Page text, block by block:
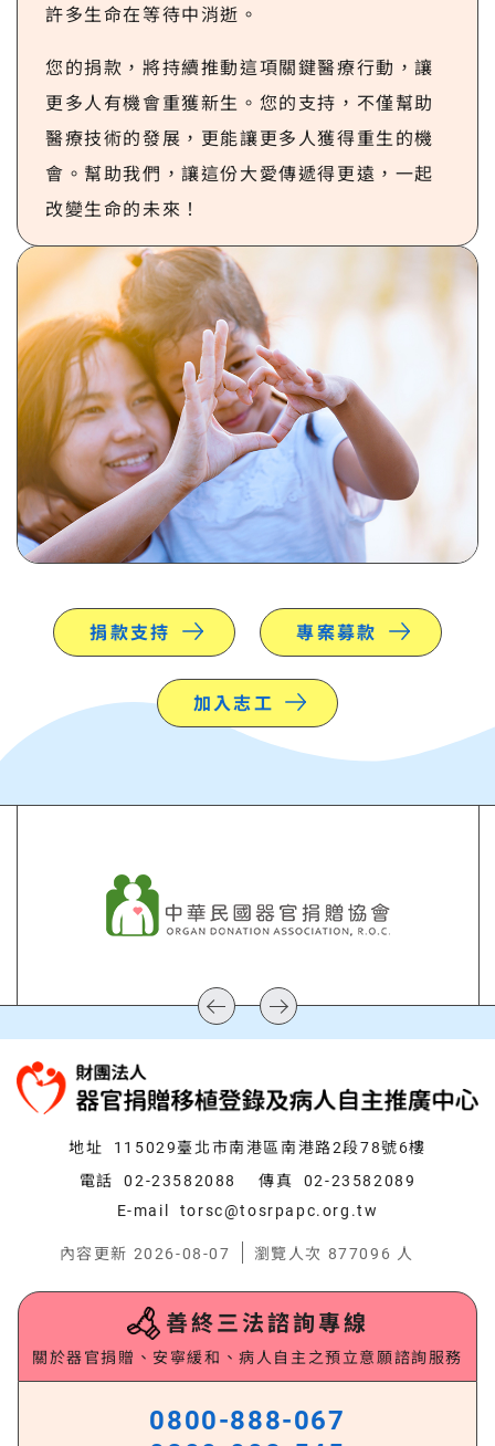
許多生命在等待中消逝。
您的捐款，將持續推動這項關鍵醫療行動，讓
更多人有機會重獲新生。您的支持，不僅幫助
醫療技術的發展，更能讓更多人獲得重生的機
會。幫助我們，讓這份大愛傳遞得更遠，一起
改變生命的未來！
捐款支持 專案募款
加入志工
地址
115029臺北市南港區南港路2段78號6樓
電話
02-23582088 傳真
02-23582089
E-mail
torsc@tosrpapc.org.tw
內容更新 2026-08-07 瀏覽人次 877096 人
善終三法諮詢專線
關於器官捐贈、安寧緩和、病人自主之預立意願諮詢服務
0800-888-067